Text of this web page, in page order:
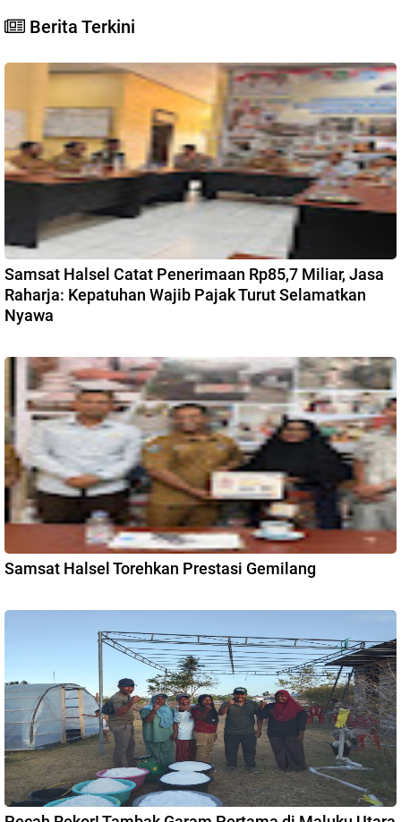
Berita Terkini
Samsat Halsel Catat Penerimaan Rp85,7 Miliar, Jasa
Raharja: Kepatuhan Wajib Pajak Turut Selamatkan
Nyawa
Samsat Halsel Torehkan Prestasi Gemilang